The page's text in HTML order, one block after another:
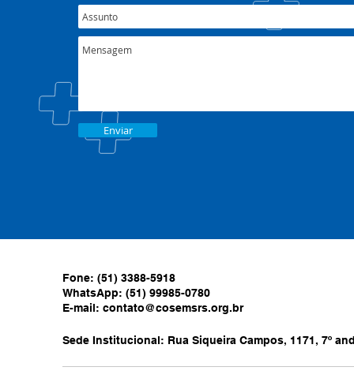
Enviar
Fone: (51) 3388-5918
WhatsApp: (51) 99985-0780
E-mail: contato@cosemsrs.org.br
Sede Institucional: Rua Siqueira Campos, 1171, 7º